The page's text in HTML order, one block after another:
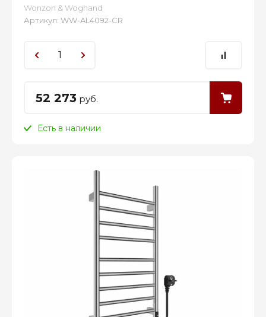
Wonzon & Woghand
Артикул: WW-AL4092-CR
52 273 руб.
Есть в наличии